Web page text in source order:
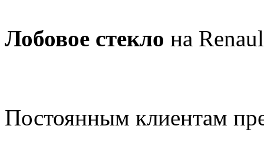
Лобовое стекло на
Постоянным клиентам